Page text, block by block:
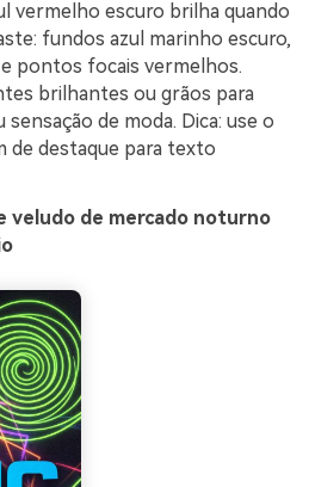
vermelho escuro brilha quando
fundos azul marinho escuro,
pontos focais vermelhos.
brilhantes ou grãos para
de moda. Dica: use o
de destaque para texto
veludo de mercado noturno